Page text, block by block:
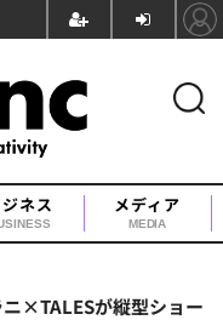
ネス メディア
MEDIA
×TALESが縦型ショー